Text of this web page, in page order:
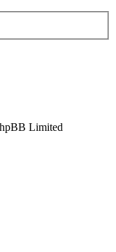
Limited